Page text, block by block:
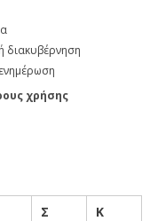
διακυβέρνηση
χρήσης
Σ
Κ